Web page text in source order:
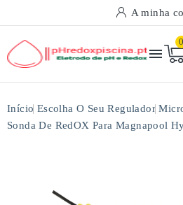
A minha

0
Início Escolha O Seu Regulador
Sonda De RedOX Para Magnapool